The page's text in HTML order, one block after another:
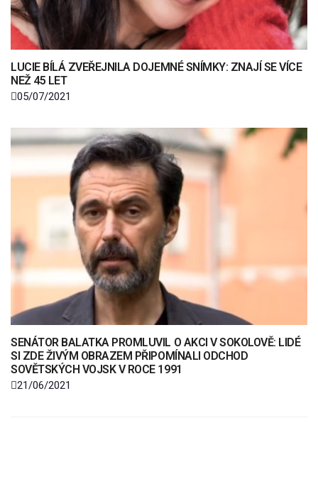
LUCIE BÍLÁ ZVEŘEJNILA DOJEMNÉ SNÍMKY: ZNAJÍ SE VÍCE
NEŽ 45 LET
05/07/2021
SENÁTOR BALATKA PROMLUVIL O AKCI V SOKOLOVĚ: LIDÉ
SI ZDE ŽIVÝM OBRAZEM PŘIPOMÍNALI ODCHOD
SOVĚTSKÝCH VOJSK V ROCE 1991
21/06/2021